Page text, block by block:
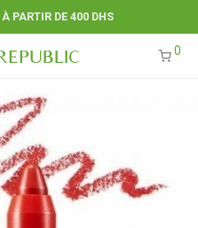
PARTIR DE 400 DHS
0